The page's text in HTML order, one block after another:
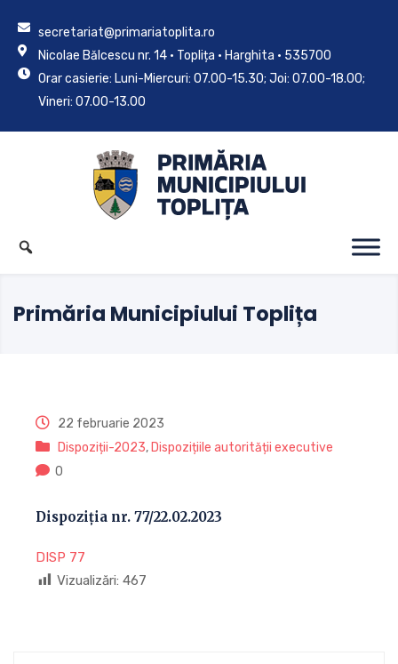
secretariat@primariatoplita.ro
Nicolae Bălcescu nr. 14 • Toplița • Harghita • 535700
Orar casierie: Luni-Miercuri: 07.00-15.30; Joi: 07.00-18.00;
Vineri: 07.00-13.00
Primăria Municipiului Toplița
22 februarie 2023
Dispoziții-2023, Dispozițiile autorității executive
0
Dispoziția nr. 77/22.02.2023
DISP 77
Vizualizări: 467